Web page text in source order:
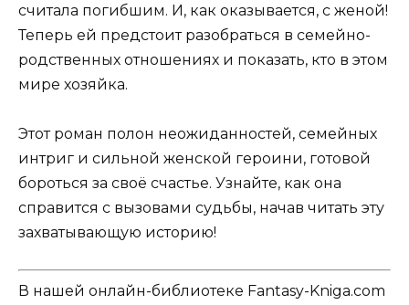
считала погибшим. И, как оказывается, с женой!
Теперь ей предстоит разобраться в семейно-
родственных отношениях и показать, кто в этом
мире хозяйка.
Этот роман полон неожиданностей, семейных
интриг и сильной женской героини, готовой
бороться за своё счастье. Узнайте, как она
справится с вызовами судьбы, начав читать эту
захватывающую историю!
В нашей онлайн-библиотеке Fantasy-Kniga.com